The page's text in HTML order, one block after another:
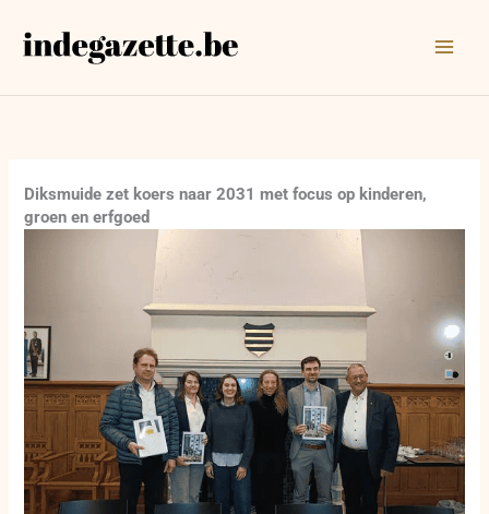
naar
Diksmuide zet koers naar 2031 met focus op kinderen,
groen en erfgoed